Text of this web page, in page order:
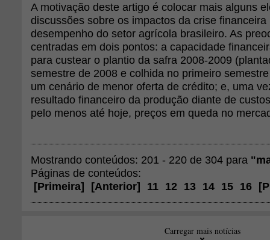
A motivação deste artigo é colocar mais alguns
discussões sobre os impactos da crise financeira
desempenho do setor agrícola brasileiro. As
centradas em dois pontos: a capacidade
para custear o plantio da safra 2008-2009
semestre de 2008 e colhida no primeiro
um cenário de menor oferta de crédito; e, uma
resultado financeiro da produção diante de
pelo menos até hoje, preços em queda no
Mostrando conteúdos: 201 - 220 de 304 para
Páginas de conteúdos:
[Primeira] [Anterior] 11 12 13 14 15 16 [
Carregar mais notícias